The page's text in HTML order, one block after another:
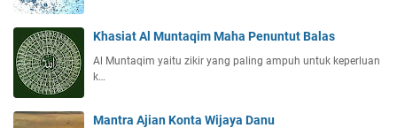
Khasiat Al Muntaqim Maha Penuntut Balas
Al Muntaqim yaitu zikir yang paling ampuh untuk keperluan
k…
Mantra Ajian Konta Wijaya Danu